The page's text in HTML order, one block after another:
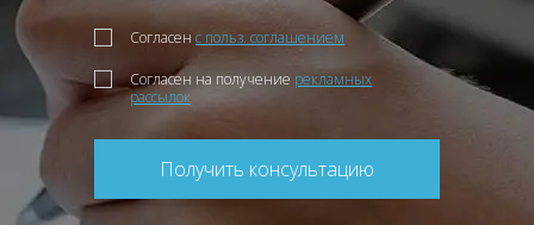
Согласен с польз. соглашением
Согласен на получение рекламных
рассылок
Получить консультацию